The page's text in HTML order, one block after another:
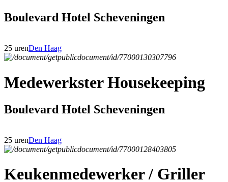
Boulevard Hotel Scheveningen
25 urenDen Haag
Medewerkster Housekeeping
Boulevard Hotel Scheveningen
25 urenDen Haag
Keukenmedewerker / Griller